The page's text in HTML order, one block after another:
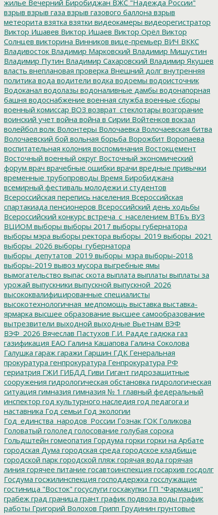
жилье Вечерний Биробиджан ВЖС "Надежда России"
взрыв взрыв газа взрыв газового баллона взрыв
метеорита взятка взятки видеокамеры видеорегистратор
Виктор Ишавев Виктор Ишаев Виктор Орёл Виктор
Солнцев викторина Винников вице-премьер ВИЧ ВККС
Владивосток Владимир Марковский Владимир Мишустин
Владимир Путин Владимир Сахаровский Владимир Якушев
власть внеплановая проверка Внешний долг внутренняя
политика вода водители водка водоемы водоисточник
Водоканал водолазы водоналивные дамбы водонапорная
башня водоснабжение военная служба военные сборы
военный комиссар ВОЗ возврат_стеклотары возгорание
воинский учет война война в Сирии Войтенков вокзал
волейбол волк Волонтеры Волочаевка Волочаевская битва
Волочаевский бой вольная борьба Ворожбит Воропаева
воспитательная колония воспоминания Востокцемент
Восточный военный округ Восточный экономический
форум врач врачебные ошибки врачи вредные привычки
временные трубопроводы Время Биробиджана
всемирный фестиваль молодежи и студентов
Всероссийская перепись населения Всероссийская
спартакиада пенсионеров Всероссийский день ходьбы
Всероссийский конкурс встреча_с_населением ВТБъ ВУЗ
ВЦИОМ выборы выборы 2017 выборы губернатора
выборы мэра выборы ректора выборы_2019 выборы_2021
выборы_2026 выборы_губернатора
выборы_депутатов_2019 выборы_мэра выборы-2018
выборы-2019 вывоз мусора выгребные ямы
вымогательство выпас скота выплата выплаты выплаты за
урожай выпускники выпускной выпускной_2026
высококвалифицированные специалисты
высокотехнологичная_медпомощь выставка выставка-
ярмарка высшее образование высшее самообразование
вытрезвители выходной выходные Вьетнам ВЭФ
ВЭФ_2026 Вячеслав Пастухов Г.И. Радде гадюка газ
газификация ЕАО Галина Кашапова Галина Соколова
Галушка гараж гаражи Гаршин ГДК Генеральная
прокуратура генпрокуратура Генпрокуратура РФ
гериатрия ГЖИ ГИБДД Гиви Гигант гидрозащитные
сооружения гидрологическая обстановка гидрологическая
ситуация гимназия гимназия № 1 главный федеральный
инспектор год культурного наследия год педагога и
наставника Год семьи Год экологии
Год_единства_народов_России Гознак ГОК Голикова
Головатый гололед голосование голубая сорока
Гольдштейн гомеопатия Гордума горки горки на Арбате
городская Дума городская среда городское кладбище
городской парк городской пляж горячая вода горячая
линия горячее питание госавтоинспекция госархив госдолг
Госдума госжилинспекция господдержка госслужащие
гостиница "Восток" госуслуги госхакупки ГП "Фармация"
грабеж град граница грант график подвоза воды график
работы Григорий Волохов Грипп Грудинин грунтовые